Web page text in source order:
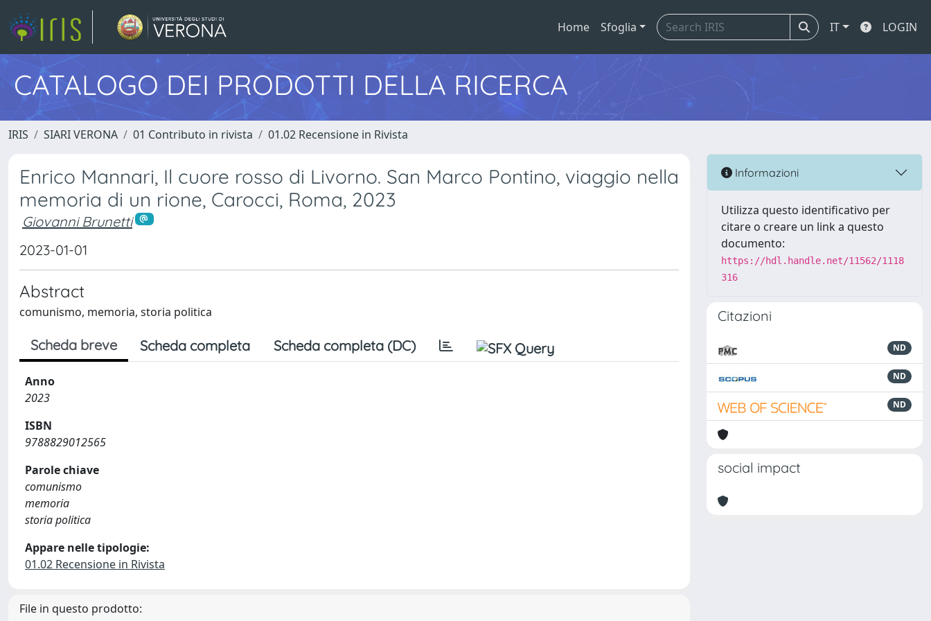
Home Sfoglia IT LOGIN
CATALOGO DEI PRODOTTI DELLA RICERCA
IRIS SIARI VERONA 01 Contributo in rivista 01.02 Recensione in Rivista
Enrico Mannari, Il cuore rosso di Livorno. San Marco Pontino, viaggio nella
memoria di un rione, Carocci, Roma, 2023
Giovanni Brunetti
2023-01-01
Abstract
comunismo, memoria, storia politica
Scheda breve Scheda completa Scheda completa (DC)
Anno
2023
ISBN
9788829012565
Parole chiave
comunismo
memoria
storia politica
Appare nelle tipologie:
01.02 Recensione in Rivista
File in questo prodotto:
Informazioni
Utilizza questo identificativo per
citare o creare un link a questo
documento:
https://hdl.handle.net/11562/1118
316
Citazioni
ND
ND
ND
social impact